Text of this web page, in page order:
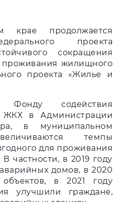
крае продолжается
проекта
сокращения
проживания жилищного
проекта «Жилье и
содействия
ЖКХ в Администрации
в муниципальном
темпы
для проживания
частности, в 2019 году
домов, в 2020
в 2021 году
улучшили граждане,